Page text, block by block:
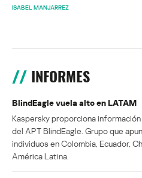
ISABEL MANJARREZ
INFORMES
BlindEagle vuela alto en LATAM
Kaspersky proporciona
del APT BlindEagle. Grupo que
individuos en Colombia, Ecuador,
América Latina.